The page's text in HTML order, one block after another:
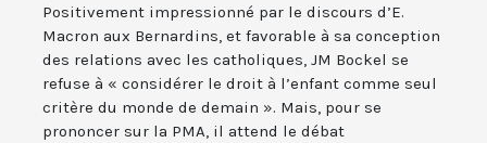
Positivement impressionné par le discours d’E.
Macron aux Bernardins, et favorable à sa conception
des relations avec les catholiques, JM Bockel se
refuse à « considérer le droit à l’enfant comme seul
critère du monde de demain ». Mais, pour se
prononcer sur la PMA, il attend le débat